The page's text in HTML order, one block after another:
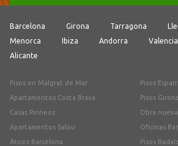
Barcelona Girona Tarragona
Menorca
Ibiza Andorra Valencia
Alicante
Pisos en Malgrat de Mar
Apartamentos Costa Brava
Casas Pirineos
Apartamentos Salou
Áticos Barcelona
Pisos
Pisos Girona
Obra nueva
Oficinas
Pisos